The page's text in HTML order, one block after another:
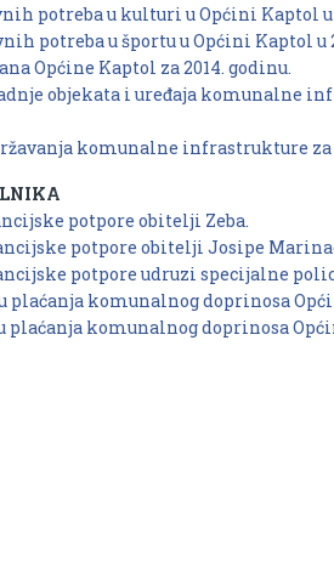
potreba u kulturi u Općini Kaptol u
potreba u športu u Općini Kaptol u
Općine Kaptol za 2014. godinu.
objekata i uređaja komunalne
komunalne infrastrukture za
potpore obitelji Zeba.
potpore obitelji Josipe
potpore udruzi specijalne
plaćanja komunalnog doprinosa
plaćanja komunalnog doprinosa